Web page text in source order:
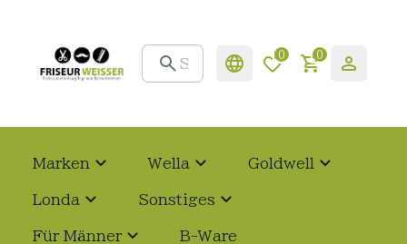
0 0
Marken Wella Goldwell
Londa Sonstiges
Für Männer B-Ware